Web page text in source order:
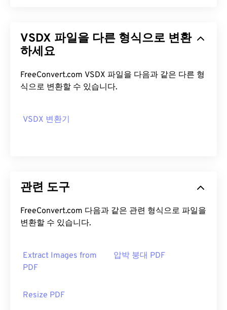
VSDX 파일을 다른 형식으로 변환
하세요
FreeConvert.com VSDX 파일을 다음과 같은 다른 형
식으로 변환할 수 있습니다.
VSDX 변환기
관련 도구
FreeConvert.com 다음과 같은 관련 형식으로 파일을
변환할 수 있습니다.
Extract Images from
PDF
압박 붕대 PDF
Resize PDF